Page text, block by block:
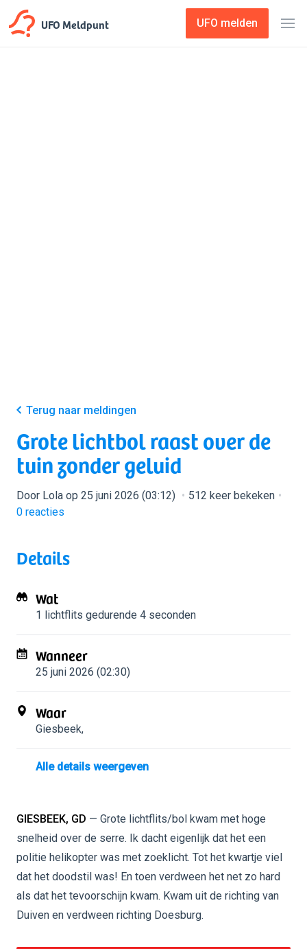
UFO Meldpunt UFO melden
Terug naar meldingen
Grote lichtbol raast over de
tuin zonder geluid
Door Lola op 25 juni 2026 (03:12)
512 keer bekeken
0 reacties
Details
Wat
1 lichtflits gedurende 4 seconden
Wanneer
25 juni 2026 (02:30)
Waar
Giesbeek,
Alle details weergeven
GIESBEEK, GD — Grote lichtflits/bol kwam met hoge
snelheid over de serre. Ik dacht eigenlijk dat het een
politie helikopter was met zoeklicht. Tot het kwartje viel
dat het doodstil was! En toen verdween het net zo hard
als dat het tevoorschijn kwam. Kwam uit de richting van
Duiven en verdween richting Doesburg.